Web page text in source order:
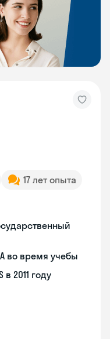
17 лет опыта
во время учебы
в 2011 году